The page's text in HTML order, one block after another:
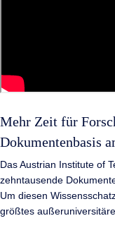
Mehr Zeit für
Dokumentenbasis
Das Austrian Institute of
zehntausende
Um diesen
größtes